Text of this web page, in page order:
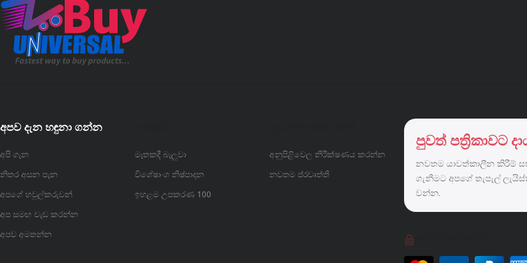
අපව දැන හඳුනා ගන්න
අපි ගැන
නිතර අසන පැන
අපගේ හවුල්කරුවන්
අප සමඟ වැඩ කරන්න
අපව අමතන්න
මෑතකදී බැලුවා
විශේෂාංග නිෂ්පාදන
ඉහළම උපකරණ 100
අනුපිළිවෙල නිරීක්ෂණය කරන්න
නවතම ප්රවෘත්ති
පුවත් පත්‍රිකාවට
නවතම යාවත්කාලීන කිරීම්
ගැනීමට අපගේ තැපැල්
වන්න.